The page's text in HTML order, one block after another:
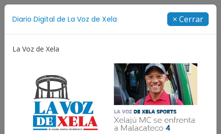
Diario Digital de La Voz de Xela × Cerrar
La Voz de Xela